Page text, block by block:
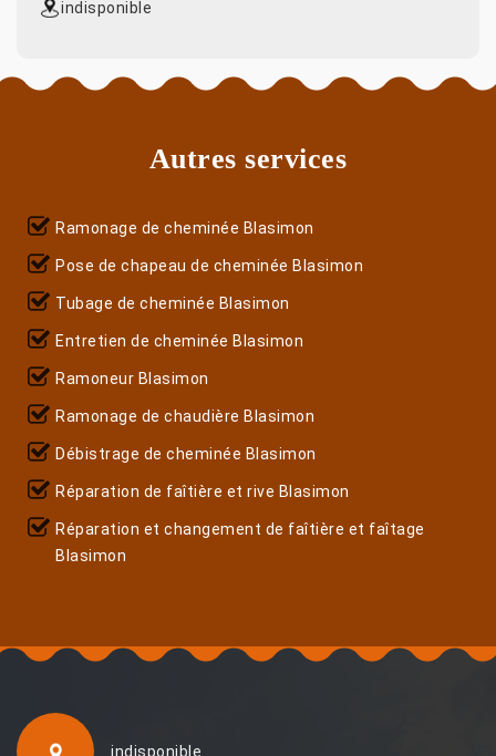
indisponible
Autres services
Ramonage de cheminée Blasimon
Pose de chapeau de cheminée Blasimon
Tubage de cheminée Blasimon
Entretien de cheminée Blasimon
Ramoneur Blasimon
Ramonage de chaudière Blasimon
Débistrage de cheminée Blasimon
Réparation de faîtière et rive Blasimon
Réparation et changement de faîtière et faîtage
Blasimon
indisponible